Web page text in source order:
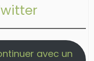
avec un